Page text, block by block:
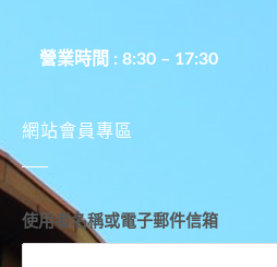
營業時間 : 8:30 – 17:30
網站會員專區
使用者名稱或電子郵件信箱